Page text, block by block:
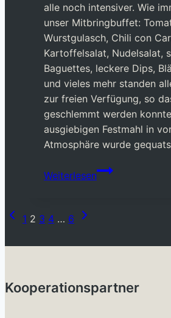
alle noch intensiver. Wie
unser Mitbringbuffet:
Wurstgulasch, Chili con
Kartoffelsalat, Nudelsalat,
Baguettes, leckere Dips,
und vieles mehr standen
zur freien Verfügung, so
geschlemmt werden
ausgiebigen Festmahl in
Atmosphäre wurde
Weiterlesen
BCN-
Wochenende
Seitennavigation
Vorherige
1 2 3 4 … 6
Nächste
Kooperationspartner